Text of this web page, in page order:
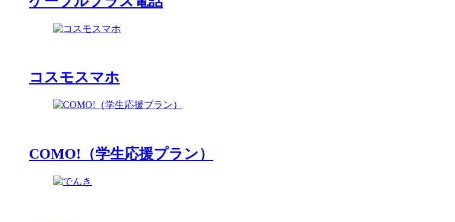
コスモスマホ
COMO!（学生応援プラン）